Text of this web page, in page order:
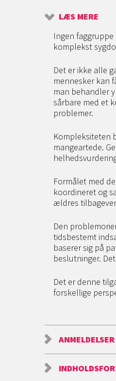
LÆS MERE
Ingen
komplekst
Det er ikke alle
mennesker kan
man behandler
sårbare med et
problemer.
Kompleksiteten
mangeartede.
Formålet med
koordineret og
ældres
Den
tidsbestemt
baserer sig på
beslutninger.
Det er denne
forskellige
ANMELDELSER